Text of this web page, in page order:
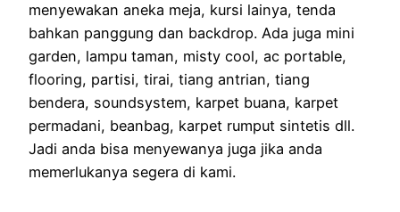
menyewakan aneka meja, kursi lainya, tenda
bahkan panggung dan backdrop. Ada juga mini
garden, lampu taman, misty cool, ac portable,
flooring, partisi, tirai, tiang antrian, tiang
bendera, soundsystem, karpet buana, karpet
permadani, beanbag, karpet rumput sintetis dll.
Jadi anda bisa menyewanya juga jika anda
memerlukanya segera di kami.